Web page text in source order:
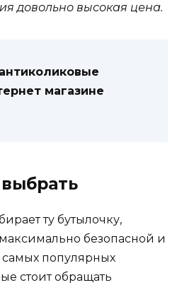
довольно высокая цена.
магазине
ту бутылочку,
безопасной и
популярных
стоит обращать